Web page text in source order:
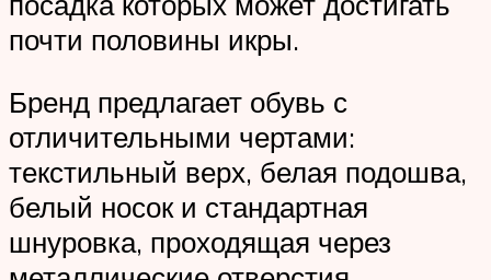
почти половины икры.
Бренд предлагает обувь с
отличительными чертами:
текстильный верх, белая подошва,
белый носок и стандартная
шнуровка, проходящая через